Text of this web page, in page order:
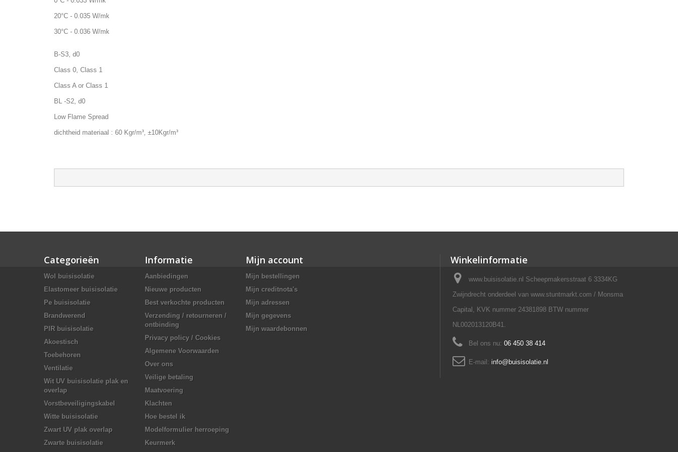
20°C - 0.035 W/mk
30°C - 0.036 W/mk
B-S3, d0
Class 0, Class 1
Class A or Class 1
BL -S2, d0
Low Flame Spread
dichtheid materiaal : 60 Kgr/m³, ±10Kgr/m³
Categorieën
Wol buisisolatie
Elastomeer buisisolatie
Pe buisisolatie
Brandwerend
PIR buisisolatie
Akoestisch
Toebehoren
Ventilatie
Wit UV buisisolatie plak en
overlap
Vorstbeveiligingskabel
Witte buisisolatie
Zwart UV plak overlap
Zwarte buisisolatie
Informatie
Aanbiedingen
Nieuwe producten
Best verkochte producten
Verzending / retourneren /
ontbinding
Privacy policy / Cookies
Algemene Voorwaarden
Over ons
Veilige betaling
Maatvoering
Klachten
Hoe bestel ik
Modelformulier herroeping
Keurmerk
Mijn account
Mijn bestellingen
Mijn creditnota's
Mijn adressen
Mijn gegevens
Mijn waardebonnen
Winkelinformatie
www.buisisolatie.nl Scheepmakersstraat 6 3334KG
Zwijndrecht onderdeel van www.stuntmarkt.com / Monsma
Capital, KVK nummer 24381898 BTW nummer
NL002013120B41.
Bel ons nu: 06 450 38 414
E-mail: info@buisisolatie.nl